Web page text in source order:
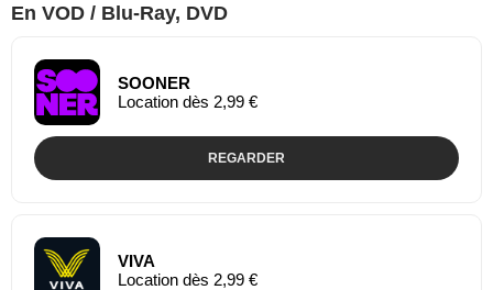
En VOD / Blu-Ray, DVD
SOONER
Location dès 2,99 €
REGARDER
VIVA
Location dès 2,99 €